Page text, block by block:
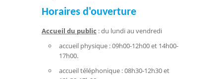
Horaires d'ouverture
Accueil du public : du lundi au vendredi
accueil physique : 09h00-12h00 et 14h00-
17h00.
accueil téléphonique : 08h30-12h30 et